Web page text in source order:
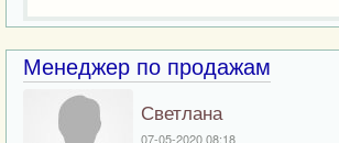
Менеджер по продажам
Светлана
07-05-2020 08:18